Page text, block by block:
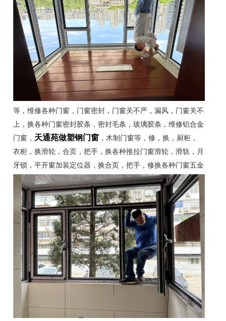
等，维修各种门窗，门窗密封，门窗关不严，漏风，门窗关不
上，换各种门窗密封胶条，密封毛条，玻璃胶条，维修铝合金
门窗， 天通苑做塑钢门窗，木制门窗等，修，换，厨柜，
衣柜，换滑轮，合页，把手，换各种推拉门窗滑轮，滑轨，月
牙锁，平开窗加装定位器，换合页，把手， 修换各种门窗五金